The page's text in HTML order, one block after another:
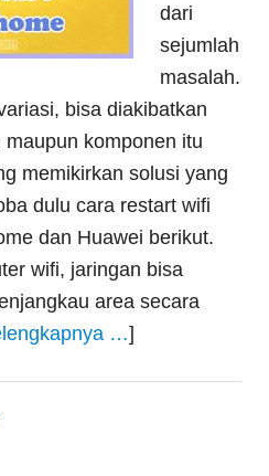
dari
sejumlah
masalah.
bisa diakibatkan
komponen itu
memikirkan solusi yang
dulu cara restart wifi
dan Huawei berikut.
wifi, jaringan bisa
area secara
…]